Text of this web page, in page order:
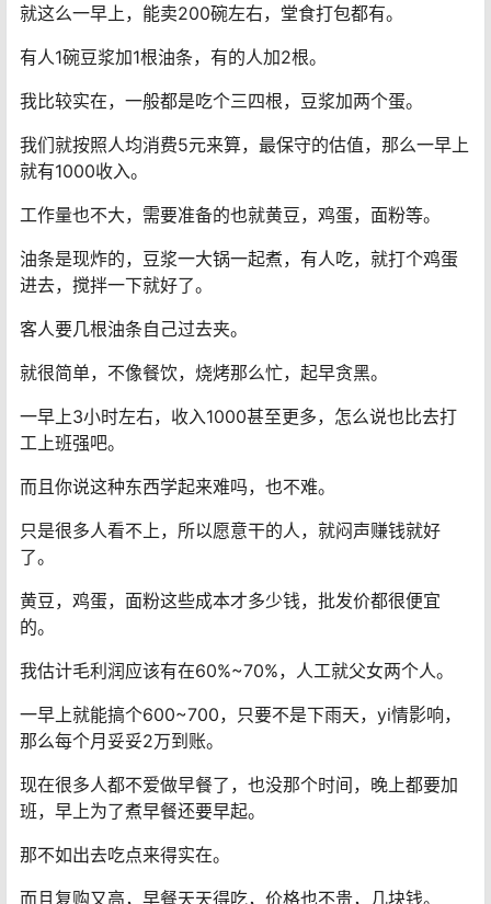
就这么一早上，能卖200碗左右，堂食打包都有。
有人1碗豆浆加1根油条，有的人加2根。
我比较实在，一般都是吃个三四根，豆浆加两个蛋。
我们就按照人均消费5元来算，最保守的估值，那么一早上
就有1000收入。
工作量也不大，需要准备的也就黄豆，鸡蛋，面粉等。
油条是现炸的，豆浆一大锅一起煮，有人吃，就打个鸡蛋
进去，搅拌一下就好了。
客人要几根油条自己过去夹。
就很简单，不像餐饮，烧烤那么忙，起早贪黑。
一早上3小时左右，收入1000甚至更多，怎么说也比去打
工上班强吧。
而且你说这种东西学起来难吗，也不难。
只是很多人看不上，所以愿意干的人，就闷声赚钱就好
了。
黄豆，鸡蛋，面粉这些成本才多少钱，批发价都很便宜
的。
我估计毛利润应该有在60%~70%，人工就父女两个人。
一早上就能搞个600~700，只要不是下雨天，yi情影响，
那么每个月妥妥2万到账。
现在很多人都不爱做早餐了，也没那个时间，晚上都要加
班，早上为了煮早餐还要早起。
那不如出去吃点来得实在。
而且复购又高，早餐天天得吃，价格也不贵，几块钱。